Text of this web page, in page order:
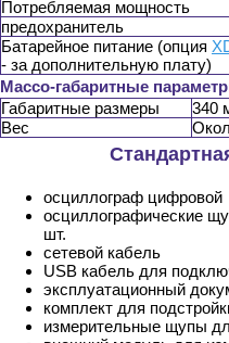
Потребляемая мощность
предохранитель
Батарейное питание (опция
- за дополнительную плату)
Массо-габаритные
Габаритные размеры
340
Вес
осциллограф цифровой
осциллографические
шт.
сетевой кабель
USB кабель для
эксплуатационный
комплект для
измерительные щупы